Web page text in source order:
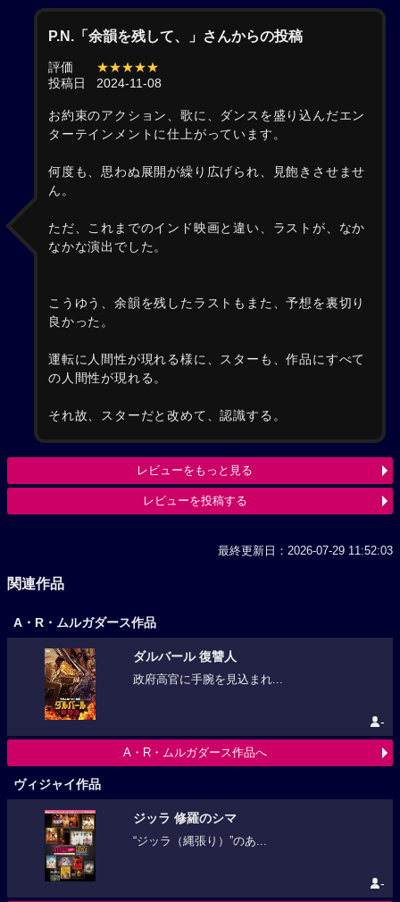
P.N.「余韻を残して、」さんからの投稿
評価
★★★★★
投稿日
2024-11-08
お約束のアクション、歌に、ダンスを盛り込んだエン
ターテインメントに仕上がっています。
何度も、思わぬ展開が繰り広げられ、見飽きさせませ
ん。
ただ、これまでのインド映画と違い、ラストが、なか
なかな演出でした。
こうゆう、余韻を残したラストもまた、予想を裏切り
良かった。
運転に人間性が現れる様に、スターも、作品にすべて
の人間性が現れる。
それ故、スターだと改めて、認識する。
レビューをもっと見る
レビューを投稿する
最終更新日：2026-07-29 11:52:03
関連作品
A・R・ムルガダース作品
ダルバール 復讐人
政府高官に手腕を見込まれ...
-
A・R・ムルガダース作品へ
ヴィジャイ作品
ジッラ 修羅のシマ
“ジッラ（縄張り）”のあ...
-